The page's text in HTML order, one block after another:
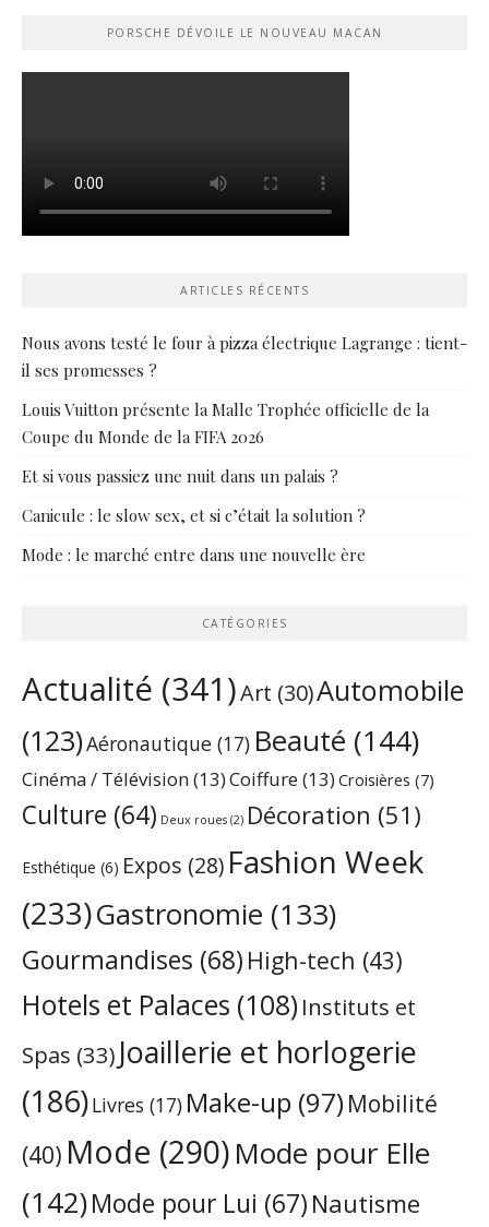
PORSCHE DÉVOILE LE NOUVEAU MACAN
ARTICLES RÉCENTS
Nous avons testé le four à pizza électrique Lagrange : tient-
il ses promesses ?
Louis Vuitton présente la Malle Trophée officielle de la
Coupe du Monde de la FIFA 2026
Et si vous passiez une nuit dans un palais ?
Canicule : le slow sex, et si c’était la solution ?
Mode : le marché entre dans une nouvelle ère
CATÉGORIES
Actualité (341)Art (30)Automobile
(123)Aéronautique (17) Beauté (144)
Cinéma / Télévision(13)Coiffure(13) Croisières (7)
Culture (64) Deux roues (2) Décoration (51)
Esthétique (6) Expos (28) Fashion Week
(233)Gastronomie (133)
Gourmandises (68) High-tech (43)
Hotels et Palaces (108) Instituts et
Spas (33) Joaillerie et horlogerie
(186)Livres (17) Make-up (97) Mobilité
(40) Mode (290)Mode pour Elle
(142)Mode pour Lui (67) Nautisme